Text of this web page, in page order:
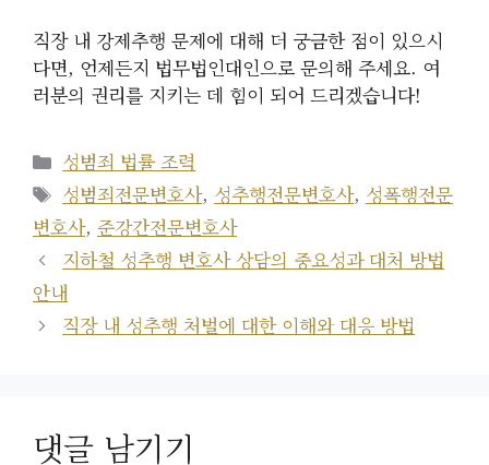
직장 내 강제추행 문제에 대해 더 궁금한 점이 있으시
다면, 언제든지 법무법인대인으로 문의해 주세요. 여
러분의 권리를 지키는 데 힘이 되어 드리겠습니다!
카
테
고
리
성범죄 법률 조력
태
그
성범죄전문변호사, 성추행전문변호사, 성폭행전문
변호사, 준강간전문변호사
지하철 성추행 변호사 상담의 중요성과 대처 방법
안내
직장 내 성추행 처벌에 대한 이해와 대응 방법
댓글 남기기